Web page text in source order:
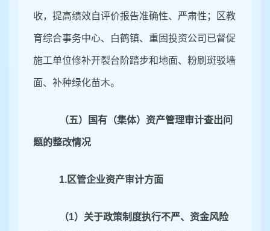
收， 提高绩效自评价报告准确性、 严肃性； 区教
育综合事务中心、白鹤镇、重固投资公司已督促
施工单位修补开裂台阶踏步和地面、 粉刷斑驳墙
面、补种绿化苗木。
（五）国有（集体）资产管理审计查出问
题的整改情况
1.区管企业资产审计方面
（1）关于政策制度执行不严、资金风险